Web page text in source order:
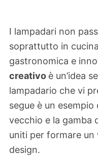
I lampadari non
soprattutto in
gastronomica e
creativo è un’idea
lampadario che vi
segue è un
vecchio e la gamba
uniti per formare
design.